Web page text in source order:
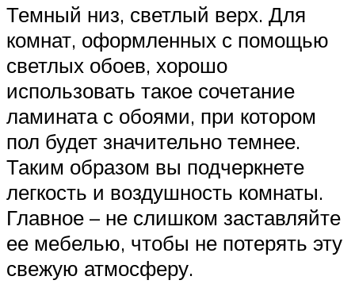
Темный низ, светлый верх. Для
комнат, оформленных с помощью
светлых обоев, хорошо
использовать такое сочетание
ламината с обоями, при котором
пол будет значительно темнее.
Таким образом вы подчеркнете
легкость и воздушность комнаты.
Главное – не слишком заставляйте
ее мебелью, чтобы не потерять эту
свежую атмосферу.